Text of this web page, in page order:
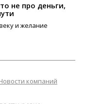
не про деньги,
и желание
компаний